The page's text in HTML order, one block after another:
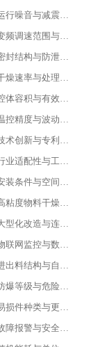
搅拌干燥机的运行噪音与减震措施
搅拌干燥机的变频调速范围与控制精度
搅拌干燥机的密封结构与防泄漏等级
搅拌干燥机的干燥速率与处理量参数
搅拌干燥机的腔体容积与有效装载率
搅拌干燥机的温控精度与波动范围
搅拌干燥机的技术创新与专利技术应用
搅拌干燥机的行业适配性与工艺调整方案
搅拌干燥机的安装条件与空间布局要求
搅拌干燥机的高粘度物料干燥适配设计
搅拌干燥机的大型化改造与连续生产能力
搅拌干燥机的物联网监控与数据追溯能力
搅拌干燥机的进出料结构与自动化适配
搅拌干燥机的防爆等级与危险环境适配性
搅拌干燥机的易损件种类与更换周期
搅拌干燥机的故障报警与安全保护功能